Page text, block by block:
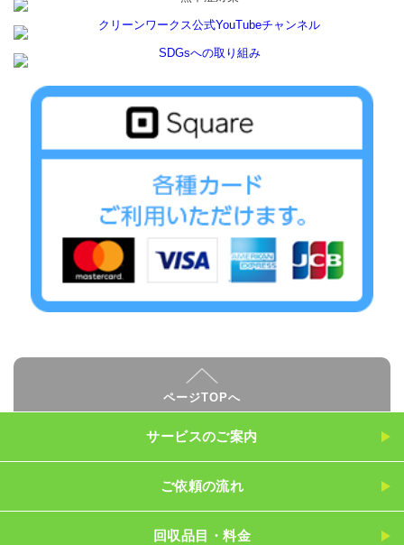
ページTOPへ
サービスのご案内
ご依頼の流れ
回収品目・料金